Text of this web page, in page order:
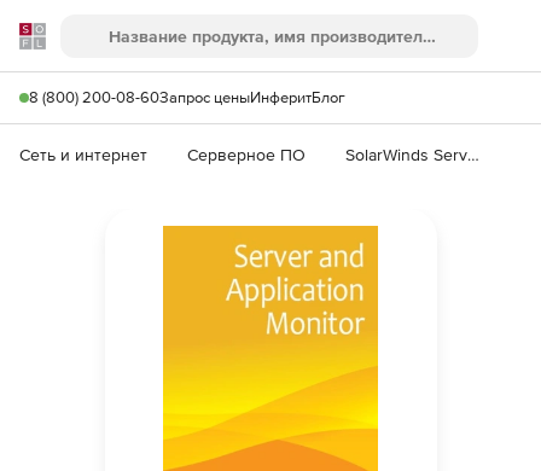
Softline
Поиск
8 (800) 200-08-60Запрос ценыИнферитБлог
Сеть и интернет Серверное ПО SolarWinds Server & Application Monitor 6